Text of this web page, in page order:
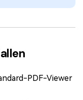
PDF-Viewer